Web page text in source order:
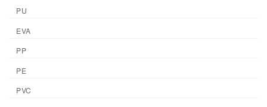
PU
EVA
PP
PE
PVC